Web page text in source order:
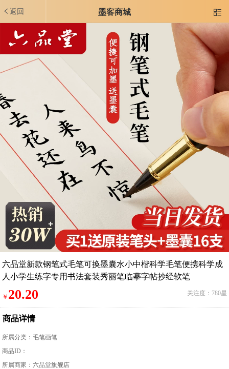
返回 墨客商城 
六品堂新款钢笔式毛笔可换墨囊水小中楷科学毛笔便携科学成
人小学生练字专用书法套装秀丽笔临摹字帖抄经软笔
￥ 20.20 关注度：780星
商品详情
所属分类：毛笔画笔
商品ID：
所属商家：六品堂旗舰店